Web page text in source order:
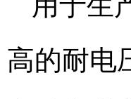
高的耐电